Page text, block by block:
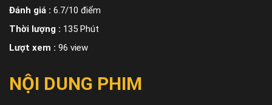
Đánh giá : 6.7/10 điểm
Thời lượng : 135 Phút
Lượt xem : 96 view
NỘI DUNG PHIM